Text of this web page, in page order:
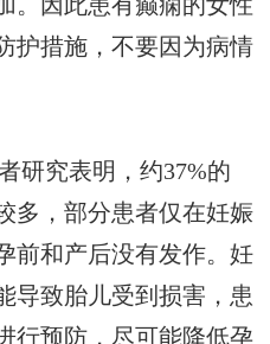
。因此患有癫痫的女性
护措施，不要因为病情
研究表明，约37%的
多，部分患者仅在妊娠
前和产后没有发作。妊
导致胎儿受到损害，患
行预防，尽可能降低孕